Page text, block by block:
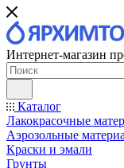
Интернет-магазин
Каталог
Лакокрасочные
Аэрозольные
Краски и эмали
Грунты